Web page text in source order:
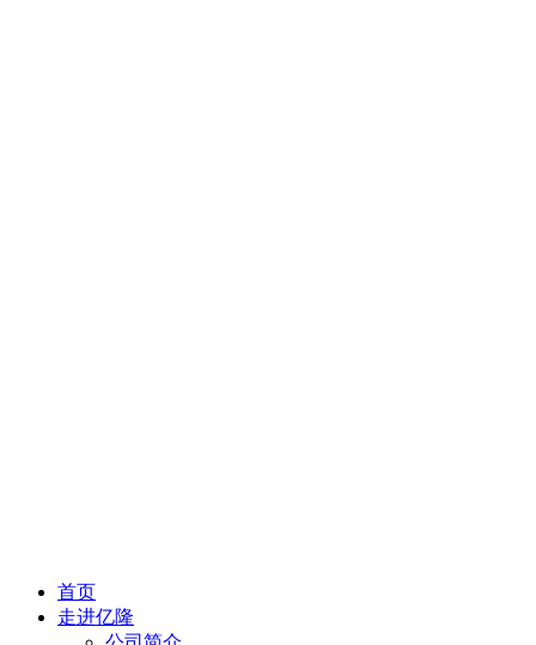
首页
走进亿隆